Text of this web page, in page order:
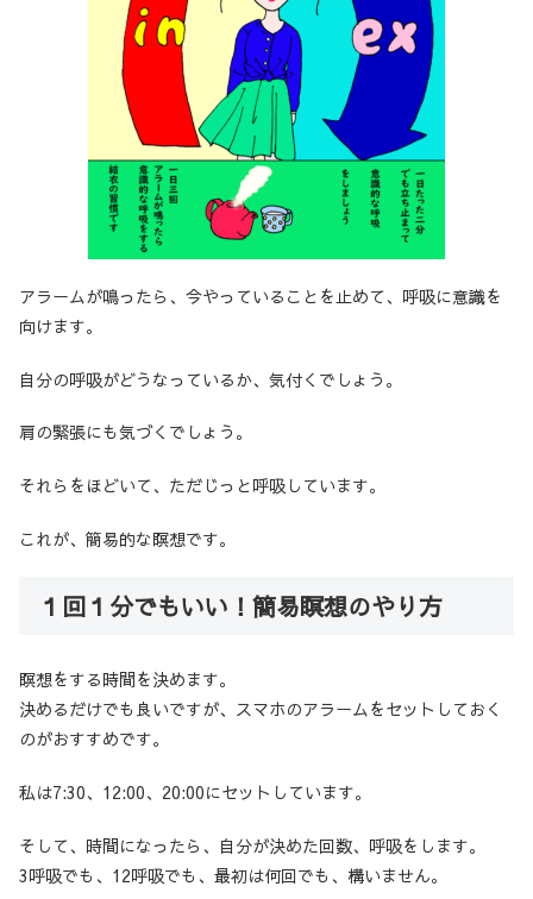
アラームが鳴ったら、今やっていることを止めて、呼吸に意識を
向けます。
自分の呼吸がどうなっているか、気付くでしょう。
肩の緊張にも気づくでしょう。
それらをほどいて、ただじっと呼吸しています。
これが、簡易的な瞑想です。
１回１分でもいい！簡易瞑想のやり方
瞑想をする時間を決めます。
決めるだけでも良いですが、スマホのアラームをセットしておく
のがおすすめです。
私は7:30、12:00、20:00にセットしています。
そして、時間になったら、自分が決めた回数、呼吸をします。
3呼吸でも、12呼吸でも、最初は何回でも、構いません。